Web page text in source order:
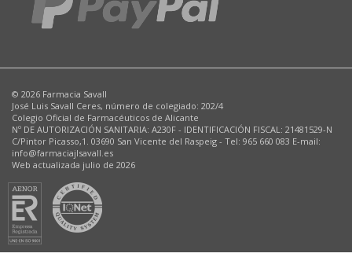
© 2026 Farmacia Savall
José Luis Savall Ceres, número de colegiado: 202/4
Colegio Oficial de Farmacéuticos de Alicante
Nº DE AUTORIZACIÓN SANITARIA: A230F - IDENTIFICACIÓN FISCAL: 21481529-N
C/Pintor Picasso,1. 03690 San Vicente del Raspeig - Tel: 965 660 083 E-mail:
info@farmaciajlsavall.es
Web actualizada julio de 2026